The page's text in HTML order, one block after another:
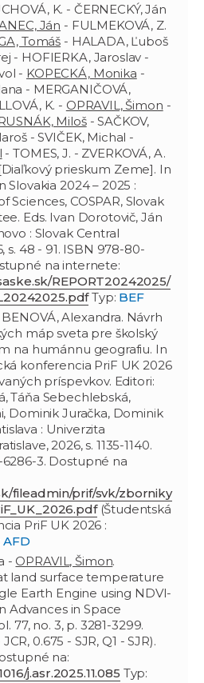
K. - ČERNECKÝ, Ján
Ján - FULMEKOVÁ, Z.
Tomáš - HALADA, Ľuboš
- HOFIERKA, Jaroslav -
- KOPECKÁ, Monika -
- MERGANIČOVÁ,
K. - OPRAVIL, Šimon -
Miloš- SAČKOV,
- SVIČEK, Michal -
- TOMES, J. - ZVERKOVÁ, A.
prieskum Zeme]. In
Slovakia 2024 – 2025 :
Sciences, COSPAR, Slovak
Eds. Ivan Dorotovič, Ján
: Slovak Central
s. 48 - 91. ISBN 978-80-
na internete:
REPORT20242025/
Typ: BEF
BENOVÁ, Alexandra. Návrh
máp sveta pre školský
na humánnu geografiu. In
konferencia PriF UK 2026
príspevkov. Editori:
Táňa Sebechlebská,
Dominik Juračka, Dominik
: Univerzita
2026, s. 1135-1140.
3. Dostupné na
fileadmin/prif/svk/zborniky
(Študentská
PriF UK 2026 :
AFD
- OPRAVIL, Šimon.
land surface temperature
Earth Engine using NDVI-
Advances in Space
77, no. 3, p. 3281-3299.
0.675 - SJR, Q1 - SJR).
na:
j.asr.2025.11.085 Typ: